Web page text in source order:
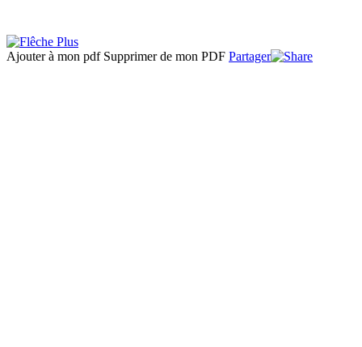
Ajouter à mon pdf Supprimer de mon PDF Partager